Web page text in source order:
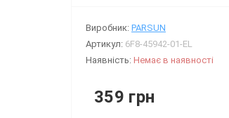
Виробник: PARSUN
Артикул: 6F8-45942-01-EL
Наявність: Немає в наявності
359 грн